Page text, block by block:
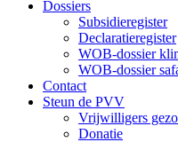
Dossiers
Subsidieregister
Declaratieregister
WOB-dossier
WOB-dossier
Contact
Steun de PVV
Vrijwilligers
Donatie